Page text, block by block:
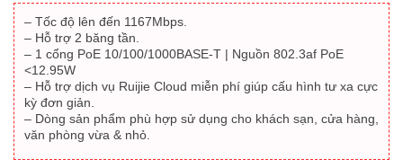
– Tốc độ lên đến 1167Mbps.
– Hỗ trợ 2 băng tần.
– 1 cổng PoE 10/100/1000BASE-T | Nguồn 802.3af PoE
<12.95W
– Hỗ trợ dịch vụ Ruijie Cloud miễn phí giúp cấu hình tư xa cực
kỳ đơn giản.
– Dòng sản phẩm phù hợp sử dụng cho khách sạn, cửa hàng,
văn phòng vừa & nhỏ.